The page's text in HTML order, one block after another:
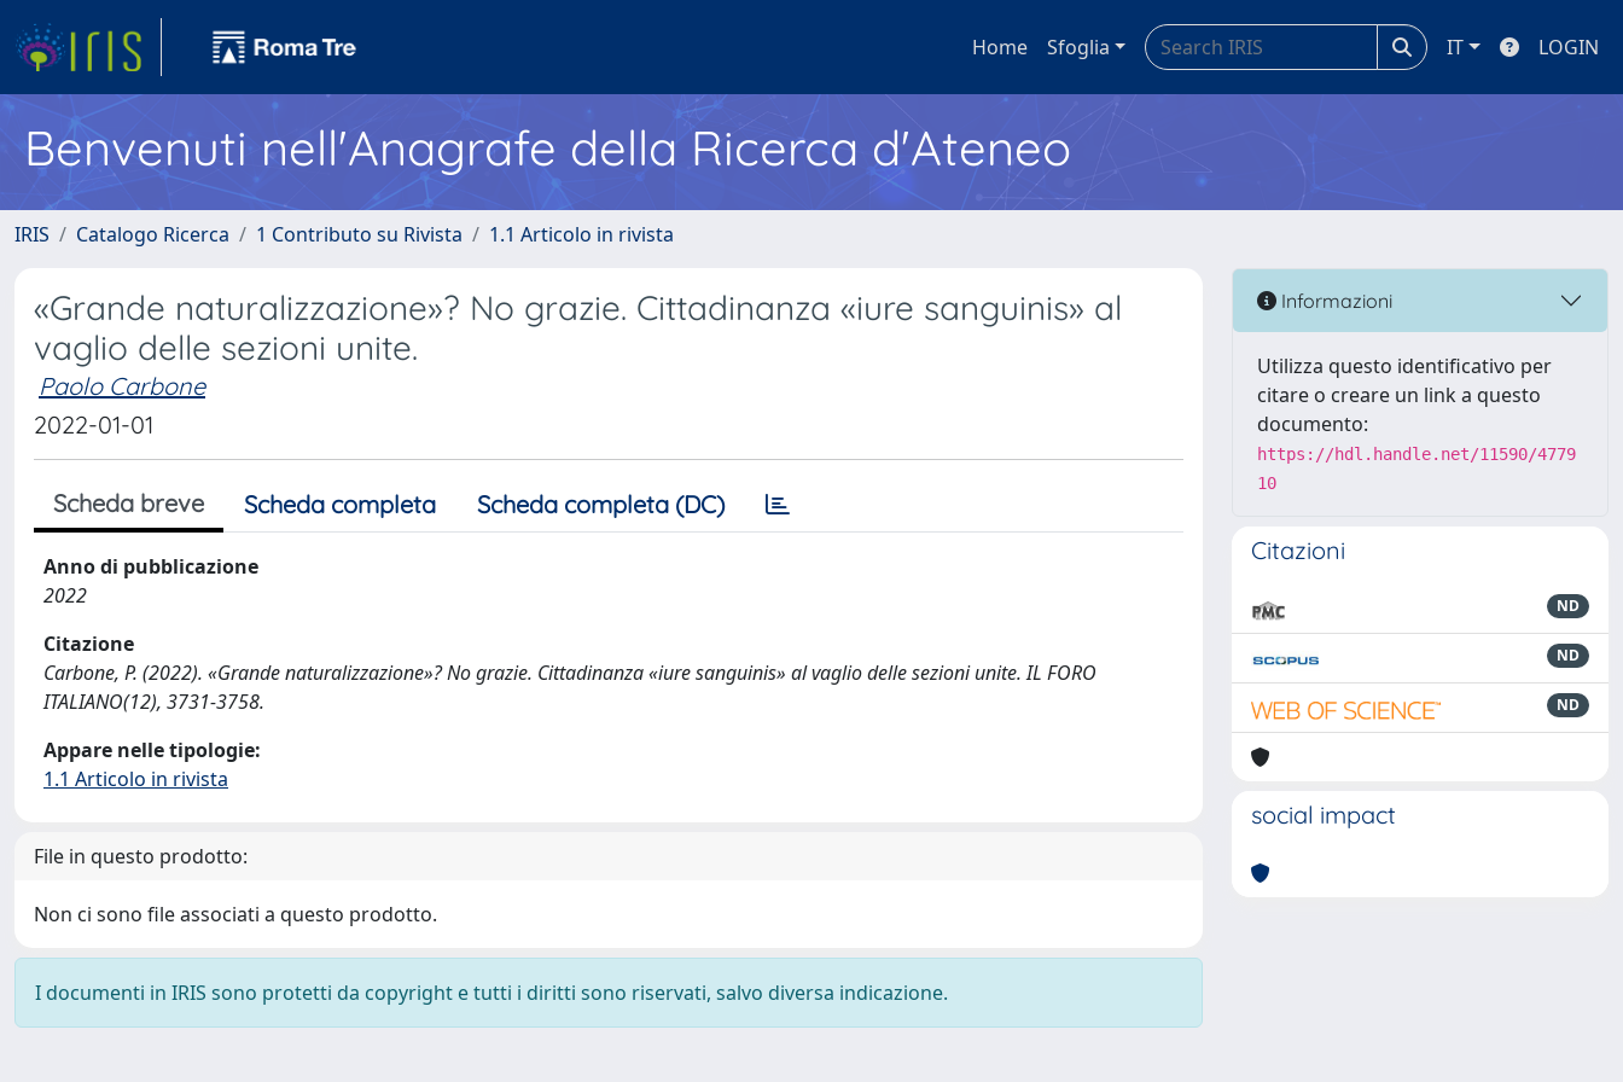
Home Sfoglia IT LOGIN
Benvenuti nell'Anagrafe della Ricerca d'Ateneo
IRIS Catalogo Ricerca 1 Contributo su Rivista 1.1 Articolo in rivista
«Grande naturalizzazione»? No grazie. Cittadinanza «iure sanguinis» al
vaglio delle sezioni unite.
Paolo Carbone
2022-01-01
Scheda breve Scheda completa Scheda completa (DC)
Anno di pubblicazione
2022
Citazione
Carbone, P. (2022). «Grande naturalizzazione»? No grazie. Cittadinanza «iure sanguinis» al vaglio delle sezioni unite. IL FORO
ITALIANO(12), 3731-3758.
Appare nelle tipologie:
1.1 Articolo in rivista
File in questo prodotto:
Non ci sono file associati a questo prodotto.
I documenti in IRIS sono protetti da copyright e tutti i diritti sono riservati, salvo diversa indicazione.
Informazioni
Utilizza questo identificativo per
citare o creare un link a questo
documento:
https://hdl.handle.net/11590/4779
10
Citazioni
ND
ND
ND
social impact